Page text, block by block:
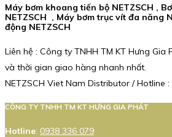
Máy bơm khoang tiến bộ NETZSCH ,
NETZSCH , Máy bơm trục vít đa năng
động NETZSCH
Liên hệ : Công ty TNHH TM KT Hưng Gia
và thời gian giao hàng nhanh nhất.
NETZSCH Viet Nam Distributor / Hotline
CÔNG TY TNHH TM KT HƯNG GIA PHÁT
Hotline: 0938 336 079